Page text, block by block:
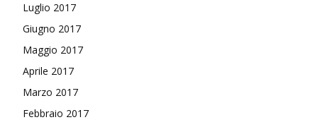
Luglio 2017
Giugno 2017
Maggio 2017
Aprile 2017
Marzo 2017
Febbraio 2017